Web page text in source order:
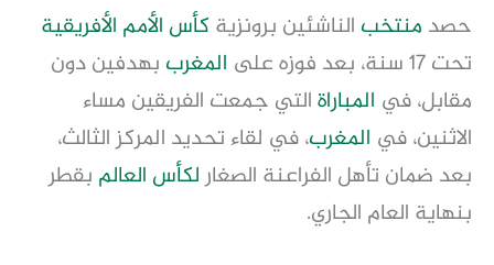
حصد منتخب الناشئين برونزيةكأس الأمم الأفريقية
تحت 17 سنة، بعد فوزه على
المغرب بهدفين دون
مقابل، في المباراةالتي جمعت الفريقين مساء
الاثنين، في المغرب، في لقاء تحديد المركز الثالث،
بعد ضمان تأهل الفراعنة الصغارلكأس العالم بقطر
بنهاية العام الجاري.